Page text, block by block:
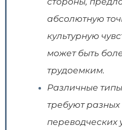
абсолютную
культурную
может быть
трудоемким.
Различные
требуют разных
переводческих